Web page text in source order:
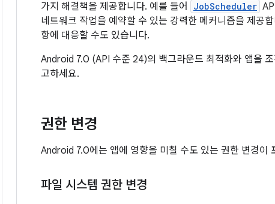
가지 해결책을 제공합니다. 예를 들어
JobScheduler
네트워크 작업을 예약할 수 있는 강력한 메커니즘을 제공
항에 대응할 수도 있습니다.
Android 7.0 (API 수준 24)의 백그라운드 최적화와 앱을
고하세요.
권한 변경
Android 7.0에는 앱에 영향을 미칠 수도 있는 권한 변경이
파일 시스템 권한 변경